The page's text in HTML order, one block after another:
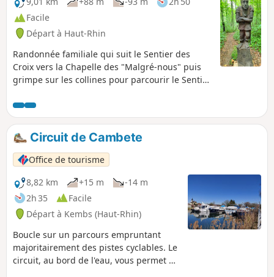
Facile
Départ à Haut-Rhin
Randonnée familiale qui suit le Sentier des
Croix vers la Chapelle des "Malgré-nous" puis
grimpe sur les collines pour parcourir le Sentier
jalonné de panneaux pédagogiques.
Circuit de Cambete
Office de tourisme
8,82 km
+15 m
-14 m
2h 35
Facile
Départ à Kembs (Haut-Rhin)
Boucle sur un parcours empruntant
majoritairement des pistes cyclables. Le
circuit, au bord de l'eau, vous permet de